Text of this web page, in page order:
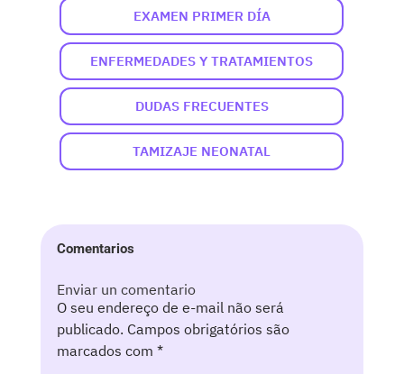
EXAMEN PRIMER DÍA
ENFERMEDADES Y TRATAMIENTOS
DUDAS FRECUENTES
TAMIZAJE NEONATAL
Comentarios
Enviar un comentario
O seu endereço de e-mail não será
publicado. Campos obrigatórios são
marcados com *